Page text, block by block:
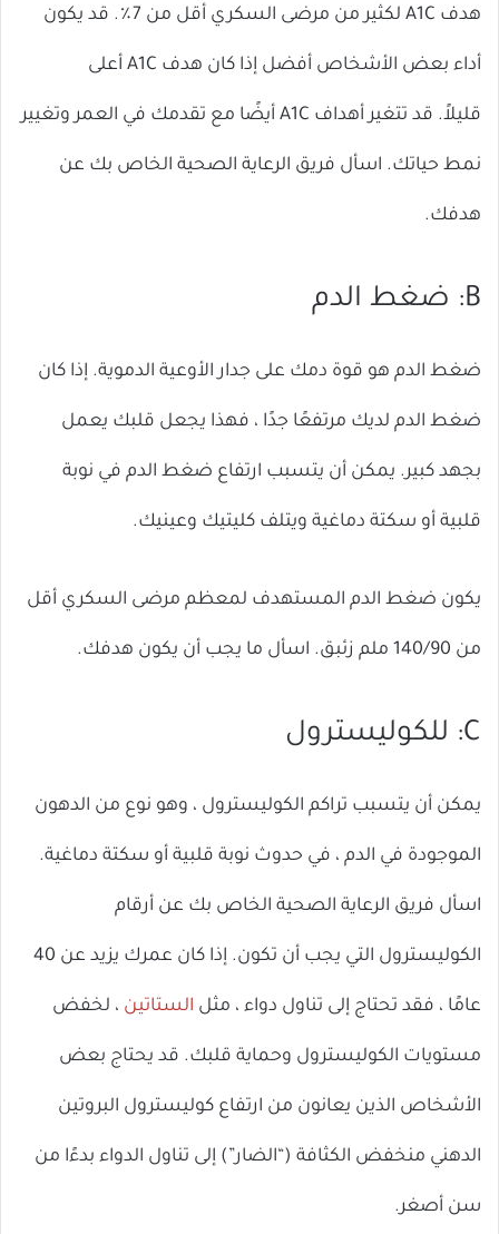
هدف A1C لكثير من مرضى السكري أقل من 7٪. قد يكون
أداء بعض الأشخاص أفضل إذا كان هدف A1C أعلى
قليلاً. قد تتغير أهداف A1C أيضًا مع تقدمك في العمر وتغيير
نمط حياتك. اسأل فريق الرعاية الصحية الخاص بك عن
هدفك.
B: ضغط الدم
ضغط الدم هو قوة دمك على جدار الأوعية الدموية. إذا كان
ضغط الدم لديك مرتفعًا جدًا ، فهذا يجعل قلبك يعمل
بجهد كبير. يمكن أن يتسبب ارتفاع ضغط الدم في نوبة
قلبية أو سكتة دماغية ويتلف كليتيك وعينيك.
يكون ضغط الدم المستهدف لمعظم مرضى السكري أقل
من 140/90 ملم زئبق. اسأل ما يجب أن يكون هدفك.
C: للكوليسترول
يمكن أن يتسبب تراكم الكوليسترول ، وهو نوع من الدهون
الموجودة في الدم ، في حدوث نوبة قلبية أو سكتة دماغية.
اسأل فريق الرعاية الصحية الخاص بك عن أرقام
الكوليسترول التي يجب أن تكون. إذا كان عمرك يزيد عن 40
عامًا ، فقد تحتاج إلى تناول دواء ، مثل الستاتين ، لخفض
مستويات الكوليسترول وحماية قلبك. قد يحتاج بعض
الأشخاص الذين يعانون من ارتفاع كوليسترول البروتين
الدهني منخفض الكثافة (“الضار”) إلى تناول الدواء بدءًا من
سن أصغر.